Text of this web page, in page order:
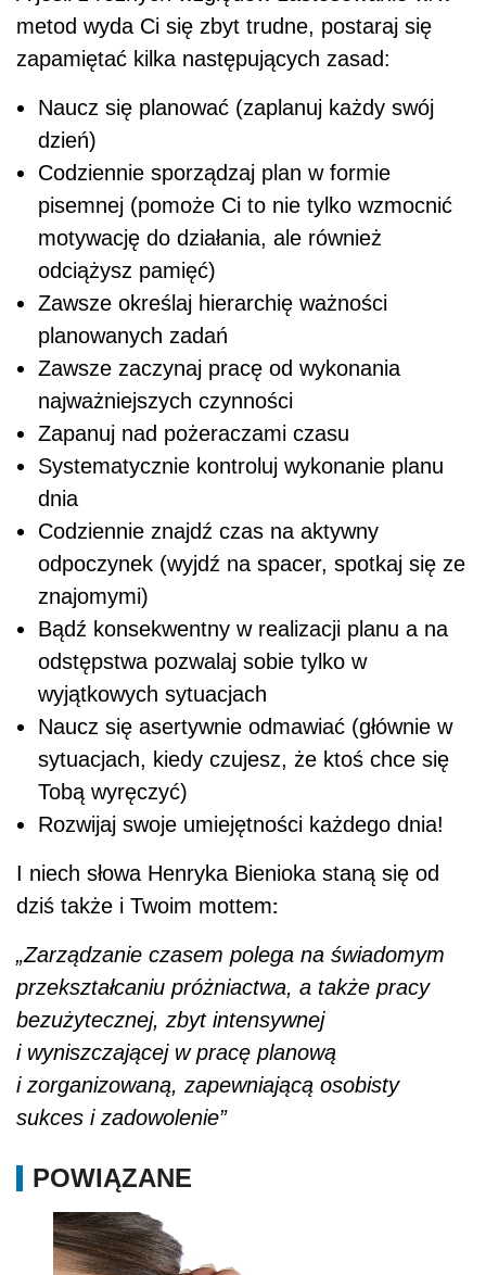
metod wyda Ci się zbyt trudne, postaraj się
zapamiętać kilka następujących zasad:
Naucz się planować (zaplanuj każdy swój
dzień)
Codziennie sporządzaj plan w formie
pisemnej (pomoże Ci to nie tylko wzmocnić
motywację do działania, ale również
odciążysz pamięć)
Zawsze określaj hierarchię ważności
planowanych zadań
Zawsze zaczynaj pracę od wykonania
najważniejszych czynności
Zapanuj nad pożeraczami czasu
Systematycznie kontroluj wykonanie planu
dnia
Codziennie znajdź czas na aktywny
odpoczynek (wyjdź na spacer, spotkaj się ze
znajomymi)
Bądź konsekwentny w realizacji planu a na
odstępstwa pozwalaj sobie tylko w
wyjątkowych sytuacjach
Naucz się asertywnie odmawiać (głównie w
sytuacjach, kiedy czujesz, że ktoś chce się
Tobą wyręczyć)
Rozwijaj swoje umiejętności każdego dnia!
I niech słowa Henryka Bienioka staną się od
dziś także i Twoim mottem:
„Zarządzanie czasem polega na świadomym
przekształcaniu próżniactwa, a także pracy
bezużytecznej, zbyt intensywnej
i wyniszczającej w pracę planową
i zorganizowaną, zapewniającą osobisty
sukces i zadowolenie”
POWIĄZANE